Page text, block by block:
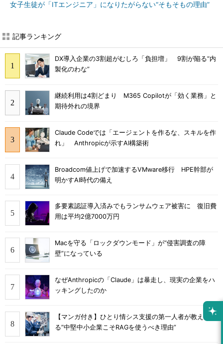
女子生徒が「ITエンジニア」になりたがらない“そもそもの理由”
記事ランキング
DX導入企業の3割超がむしろ「負担増」 9割が陥る“内
製化のわな”
継続利用は4割どまり M365 Copilotが「効く業務」と
期待外れの境界
Claude Codeでは「エージェントを作るな、スキルを作
れ」 Anthropicが示すAI構築術
Broadcom値上げで加速するVMware移行 HPE幹部が
明かすAI時代の備え
多要素認証導入済みでもランサムウェア被害に 復旧費
用は平均2億7000万円
Macを守る「ロックダウンモード」が“侵害調査の障
壁”になっている
なぜAnthropicの「Claude」は暴走し、現実の企業をハ
ッキングしたのか
【マンガ付き】ひとり情シス支援の第一人者が教え
る”中堅中小企業こそRAGを使うべき理由”